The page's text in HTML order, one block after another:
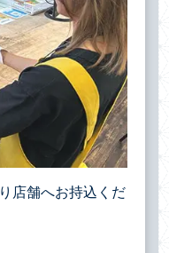
店舗へお持込くだ